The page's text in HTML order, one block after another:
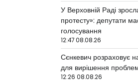
У Верховній Раді
протесту»: депутати
голосування
12:47 08.08.26
Сєнкевич розраховує
для вирішення
12:26 08.08.26